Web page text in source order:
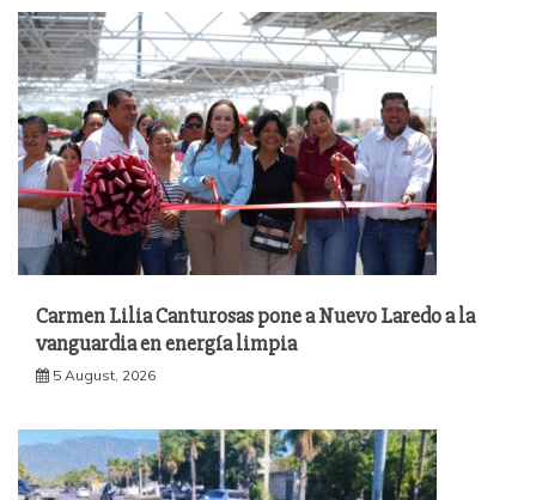
Carmen Lilia Canturosas pone a Nuevo Laredo a la
vanguardia en energía limpia
5 August, 2026